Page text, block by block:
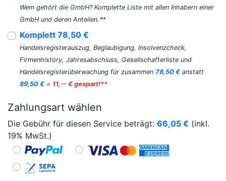
Wem gehört die GmbH? Komplette Liste mit allen Inhabern einer
GmbH und deren Anteilen.**
Komplett 78,50 €
Handelsregisterauszug, Beglaubigung, Insolvenzcheck,
Firmenhistory, Jahresabschluss, Gesellschafterliste und
Handelsregisterüberwachung für zusammen 78,50 € anstatt
89,50 € = 11,-- € gespart!**
Zahlungsart wählen
Die Gebühr für diesen Service beträgt: 66,05 € (inkl.
19% MwSt.)